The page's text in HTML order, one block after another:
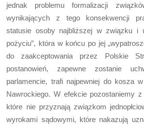
jednak problemu formalizacji
wynikających z tego konsekwencji
statusie osoby najbliższej w związku i
pożyciu”, która w końcu po jej
do zaakceptowania przez Polskie
postanowień, zapewne zostanie
parlamencie, trafi najpewniej do kosza
Nawrockiego. W efekcie pozostaniemy
które nie przyznają związkom
wyrokami sądowymi, które nakazują